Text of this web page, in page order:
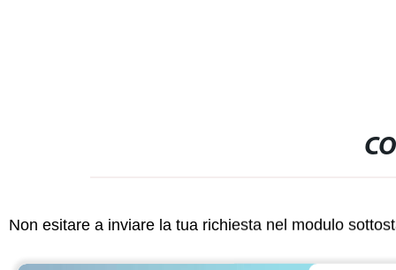
Non esitare a inviare la tua richiesta nel modulo